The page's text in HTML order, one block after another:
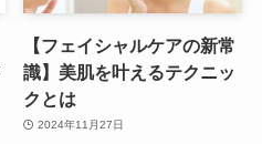
【フェイシャルケアの新常
識】美肌を叶えるテクニッ
クとは
2024年11月27日